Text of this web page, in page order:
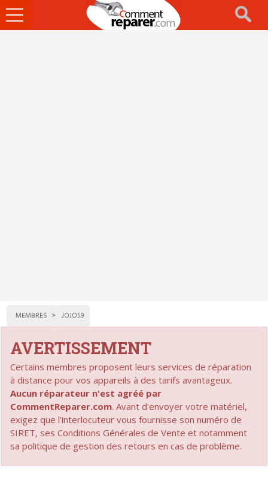
Ouvrir
le
MEMBRES JOJO59
AVERTISSEMENT
Certains membres proposent leurs services de réparation
à distance pour vos appareils à des tarifs avantageux.
Aucun réparateur n'est agréé par
CommentReparer.com. Avant d'envoyer votre matériel,
exigez que l'interlocuteur vous fournisse son numéro de
SIRET, ses Conditions Générales de Vente et notamment
sa politique de gestion des retours en cas de problème.